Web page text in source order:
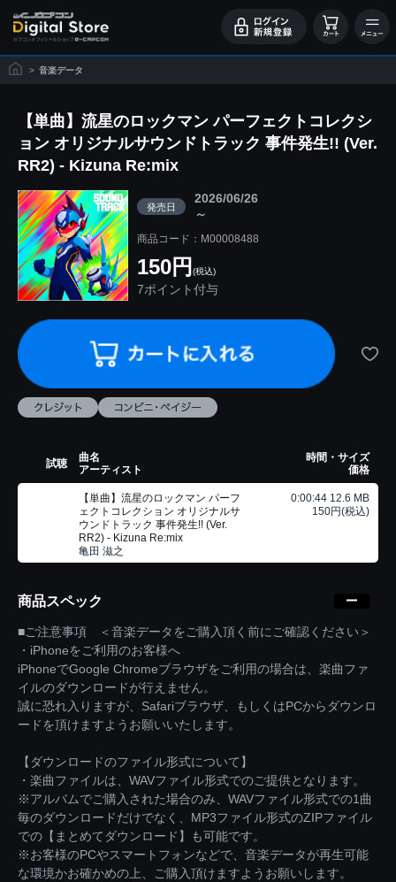
> 音楽データ
【単曲】流星のロックマン パーフェクトコレクシ
ョン オリジナルサウンドトラック 事件発生!! (Ver.
RR2) - Kizuna Re:mix
発売日
2026/06/26
～
商品コード：M00008488
150円 (税込)
7ポイント付与
試聴
曲名
アーティスト
時間・サイズ
価格
【単曲】流星のロックマン パーフ
ェクトコレクション オリジナルサ
ウンドトラック 事件発生!! (Ver.
RR2) - Kizuna Re:mix
亀田 滋之
0:00:44 12.6 MB
150円(税込)
商品スペック
■ご注意事項 ＜音楽データをご購入頂く前にご確認ください＞
・iPhoneをご利用のお客様へ
iPhoneでGoogle Chromeブラウザをご利用の場合は、楽曲ファ
イルのダウンロードが行えません。
誠に恐れ入りますが、Safariブラウザ、もしくはPCからダウンロ
ードを頂けますようお願いいたします。
【ダウンロードのファイル形式について】
・楽曲ファイルは、WAVファイル形式でのご提供となります。
※アルバムでご購入された場合のみ、WAVファイル形式での1曲
毎のダウンロードだけでなく、MP3ファイル形式のZIPファイル
での【まとめてダウンロード】も可能です。
※お客様のPCやスマートフォンなどで、音楽データが再生可能
な環境かお確かめの上、ご購入頂けますようお願いします。